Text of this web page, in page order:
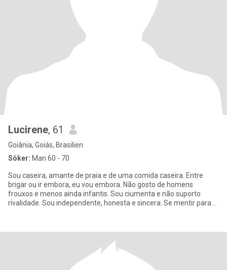
Lucirene, 61
Goiânia, Goiás, Brasilien
Söker: Man 60 - 70
Sou caseira, amante de praia e de uma comida caseira. Entre
brigar ou ir embora, eu vou embora. Não gosto de homens
frouxos e menos ainda infantis. Sou ciumenta e não suporto
rivalidade. Sou independente, honesta e sincera. Se mentir para